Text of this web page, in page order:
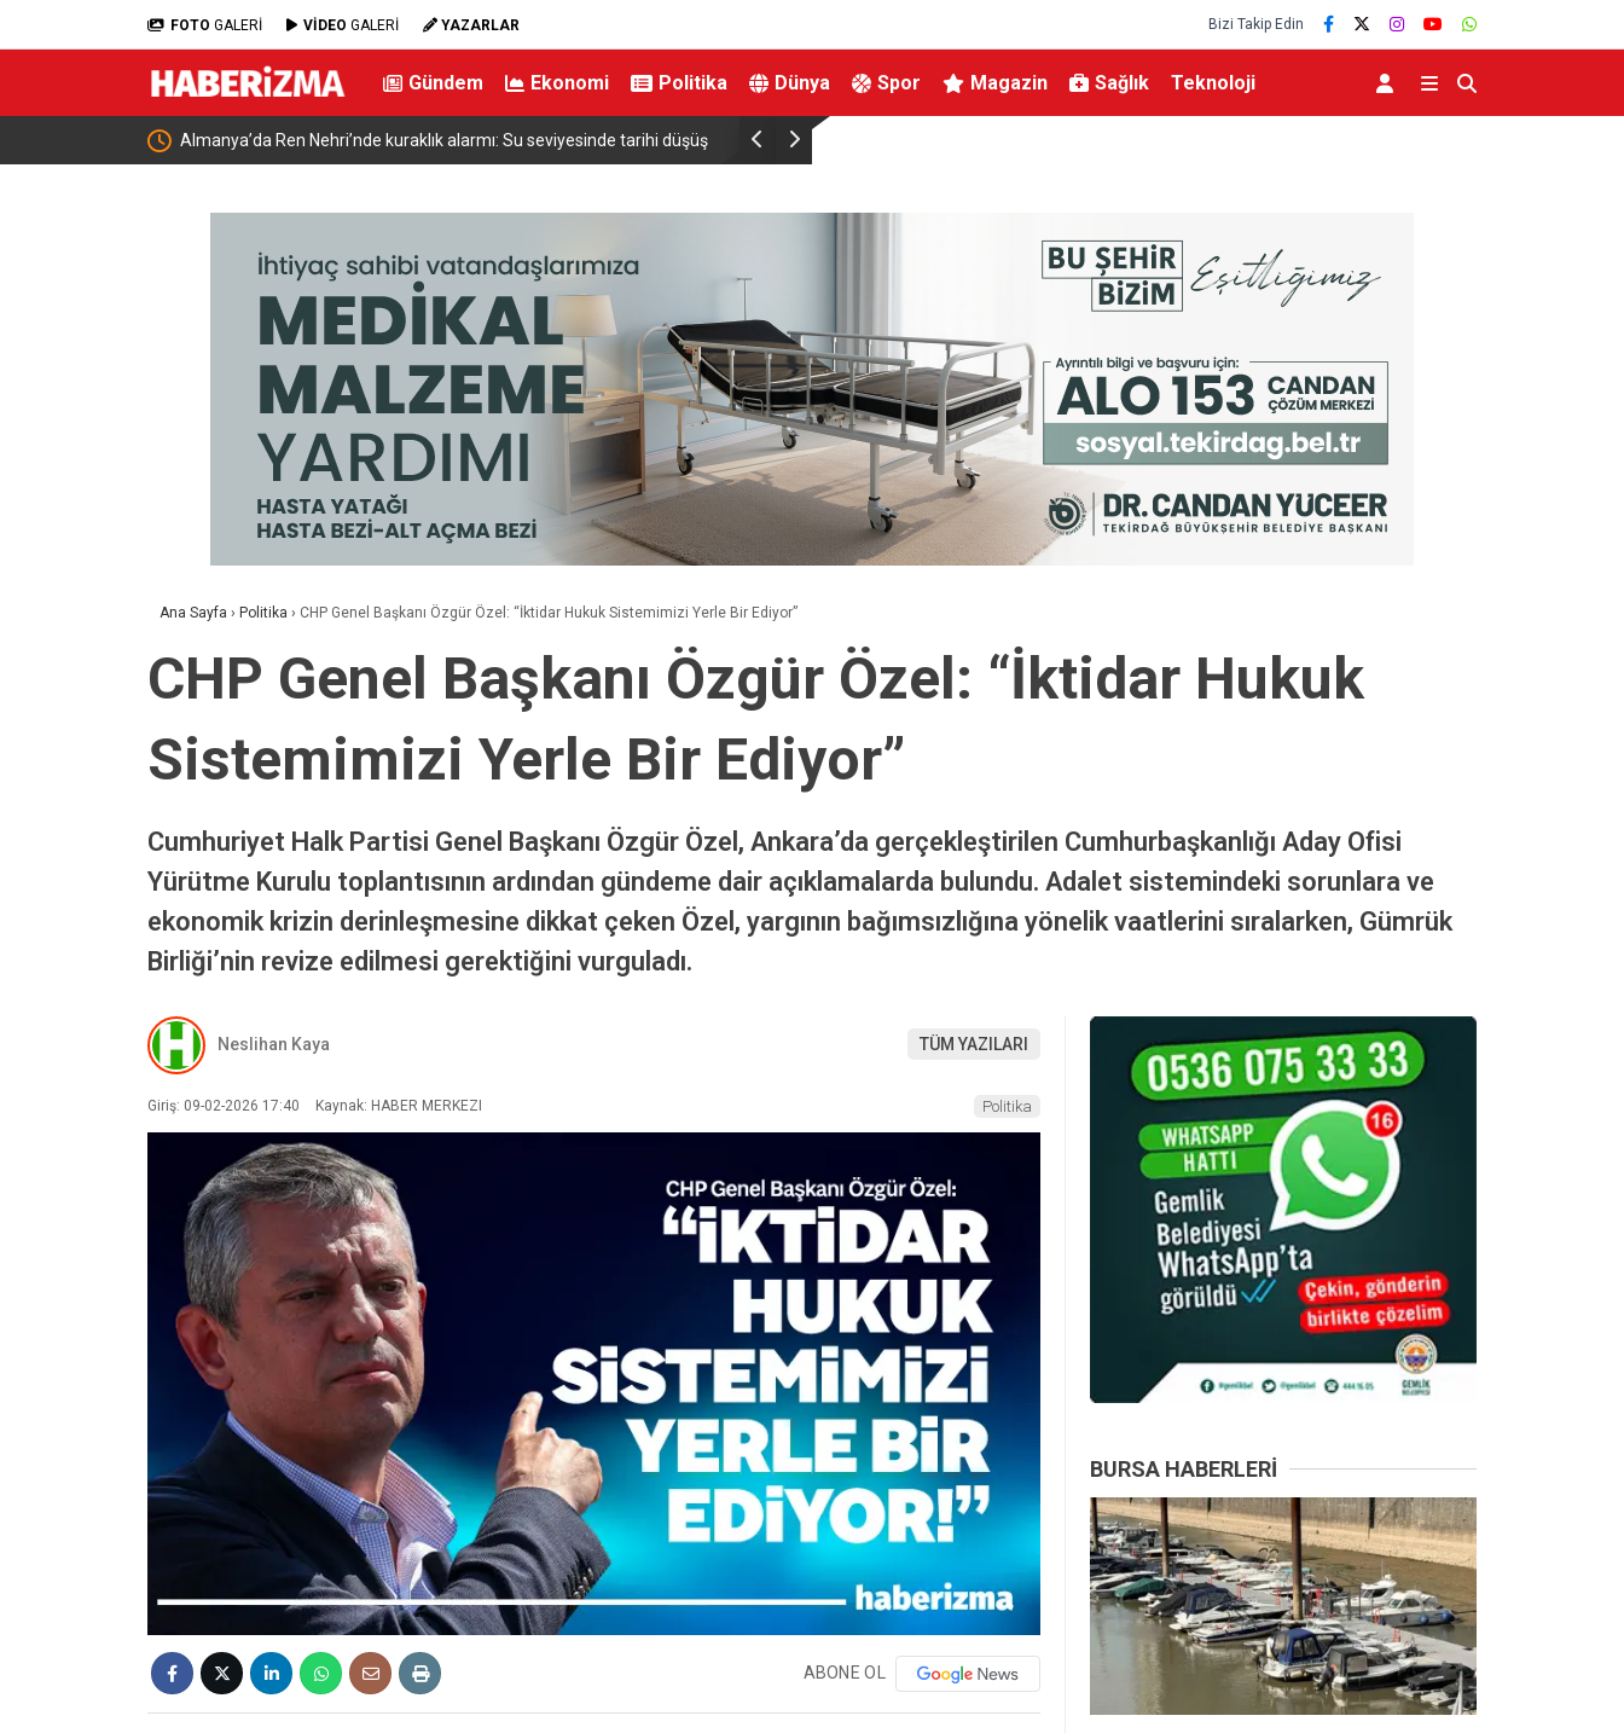
FOTO GALERİ VİDEO GALERİ YAZARLAR Bizi Takip Edin
Gündem Ekonomi Politika Dünya Spor Magazin Sağlık Teknoloji
Almanya’da Ren Nehri’nde kuraklık alarmı: Su seviyesinde tarihi düşüş Uludağ’da çıkan orman yangını söndürüldü
Ana Sayfa › Politika › CHP Genel Başkanı Özgür Özel: “İktidar Hukuk Sistemimizi Yerle Bir Ediyor”
CHP Genel Başkanı Özgür Özel: “İktidar Hukuk
Sistemimizi Yerle Bir Ediyor”
Cumhuriyet Halk Partisi Genel Başkanı Özgür Özel, Ankara’da gerçekleştirilen Cumhurbaşkanlığı Aday Ofisi
Yürütme Kurulu toplantısının ardından gündeme dair açıklamalarda bulundu. Adalet sistemindeki sorunlara ve
ekonomik krizin derinleşmesine dikkat çeken Özel, yargının bağımsızlığına yönelik vaatlerini sıralarken, Gümrük
Birliği’nin revize edilmesi gerektiğini vurguladı.
Neslihan Kaya TÜM YAZILARI
Giriş: 09-02-2026 17:40 Kaynak: HABER MERKEZI Politika
ABONE OL
BURSA HABERLERI